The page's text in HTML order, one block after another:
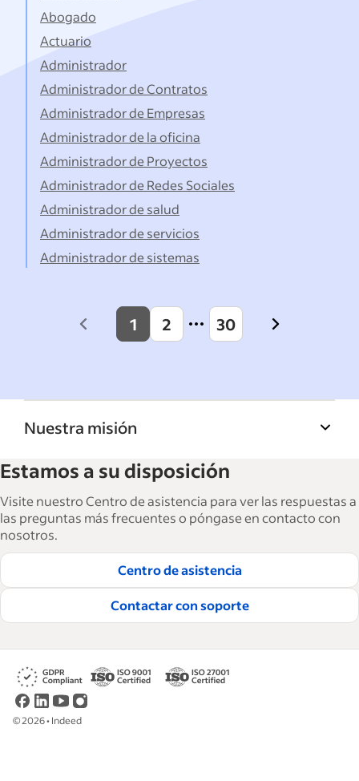
Abogado
Actuario
Administrador
Administrador de Contratos
Administrador de Empresas
Administrador de la oficina
Administrador de Proyectos
Administrador de Redes Sociales
Administrador de salud
Administrador de servicios
Administrador de sistemas
Previous
1 2 30
Next
Nuestra misión
Indeed ayuda a las empresas a hacer crecer y
gestionar su fuerza laboral. Con más de
15,000 artículos en 6 idiomas, ofrecemos
consejos tácticos, procedimientos y mejores
prácticas para ayudar a las empresas a
contratar y retener a los mejores empleados.
Lea nuestras guías editoriales
Estamos a su disposición
Visite nuestro Centro de asistencia para ver las respuestas a
las preguntas más frecuentes o póngase en contacto con
nosotros.
Centro de asistencia
Contactar con soporte
©2026• Indeed